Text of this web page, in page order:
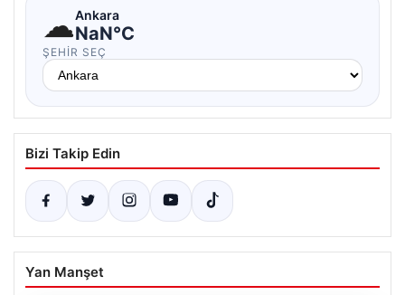
☁Ankara
NaN°C
ŞEHIR SEÇ
Bizi Takip Edin
Yan Manşet